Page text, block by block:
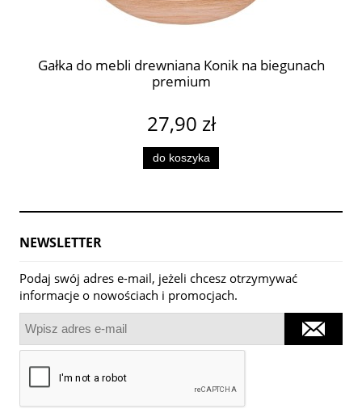
Gałka do mebli drewniana Konik na biegunach
premium
27,90 zł
do koszyka
NEWSLETTER
Podaj swój adres e-mail, jeżeli chcesz otrzymywać
informacje o nowościach i promocjach.